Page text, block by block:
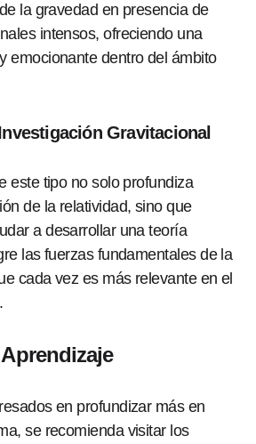
la gravedad en presencia de
intensos, ofreciendo una
emocionante dentro del ámbito
Gravitacional
este tipo no solo profundiza
de la relatividad, sino que
a desarrollar una teoría
las fuerzas fundamentales de la
cada vez es más relevante en el
en profundizar más en
se recomienda visitar los